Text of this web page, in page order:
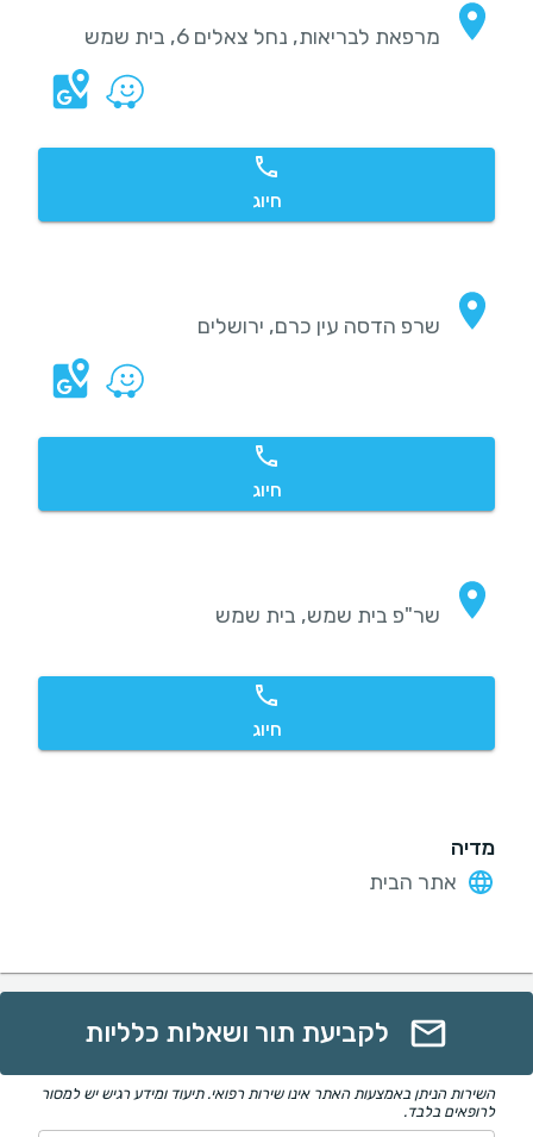
מרפאת לבריאות, נחל צאלים 6, בית שמש
חיוג
שרפ הדסה עין כרם, ירושלים
חיוג
שר"פ בית שמש, בית שמש
חיוג
מדיה
אתר הבית
לקביעת תור ושאלות כלליות
השירות הניתן באמצעות האתר אינו שירות רפואי. תיעוד ומידע רגיש יש למסור
לרופאים בלבד.